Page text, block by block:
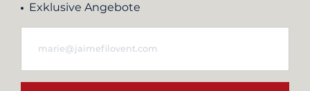
Exklusive Angebote